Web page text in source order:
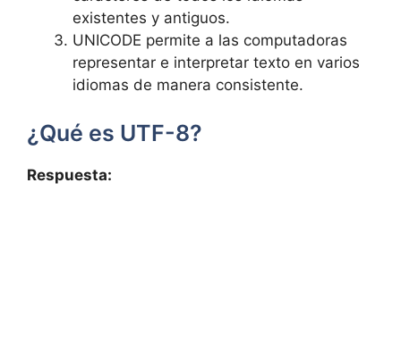
⁤existentes y ⁢antiguos.
UNICODE permite a las ​computadoras
representar ​e interpretar texto en varios
idiomas de manera ‍consistente.
¿Qué es UTF-8?
Respuesta: